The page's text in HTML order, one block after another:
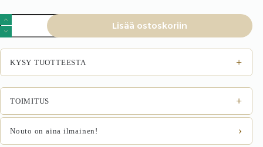
VENTO
DP-
60/214
korkea
kaappi,
väri:
valkoinen
määrä
Lisää ostoskoriin
KYSY TUOTTEESTA +
TOIMITUS +
Nouto on aina ilmainen! ›